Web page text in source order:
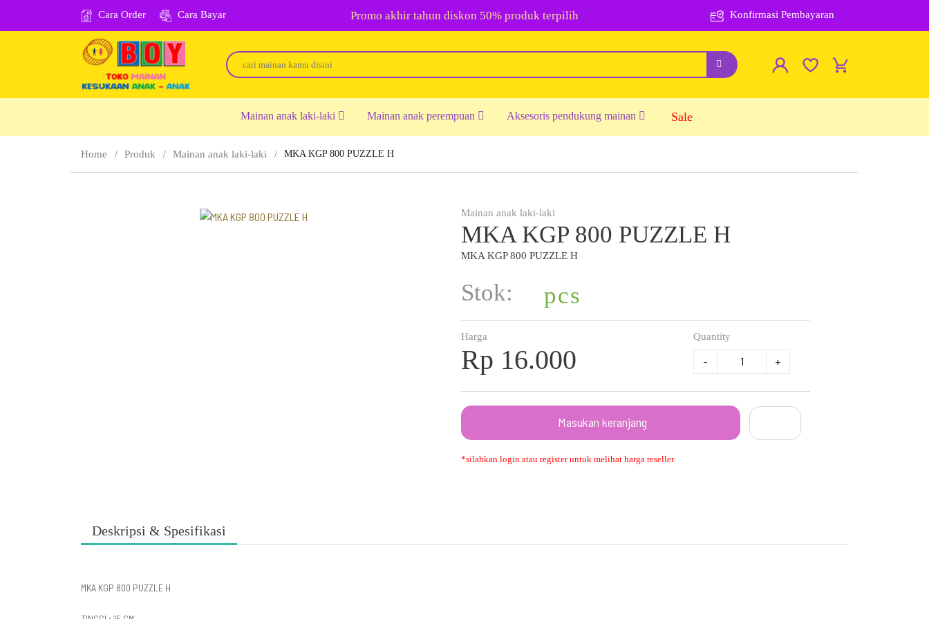
Cara Order Cara Bayar Promo akhir tahun diskon 50% produk terpilih Konfirmasi Pembayaran
Mainan anak laki-laki Mainan anak perempuan Aksesoris pendukung mainan Sale
Home Produk Mainan anak laki-laki MKA KGP 800 PUZZLE H
Mainan anak laki-laki
MKA KGP 800 PUZZLE H
MKA KGP 800 PUZZLE H
Stok: pcs
Harga
Rp 16.000
Quantity
- +
Masukan keranjang
*silahkan login atau register untuk melihat harga reseller
Deskripsi & Spesifikasi
MKA KGP 800 PUZZLE H